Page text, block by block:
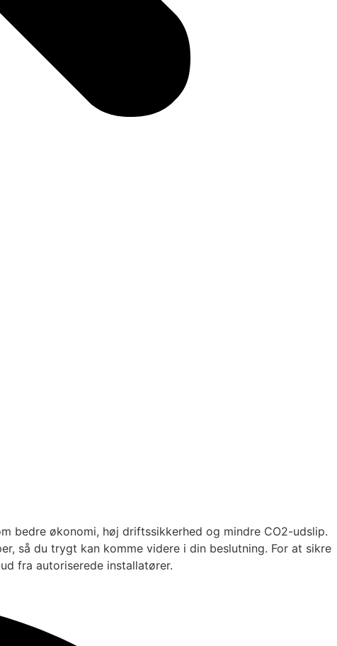
bedre økonomi, høj driftssikkerhed og mindre CO2-udslip.
så du trygt kan komme videre i din beslutning. For at sikre
fra autoriserede installatører.